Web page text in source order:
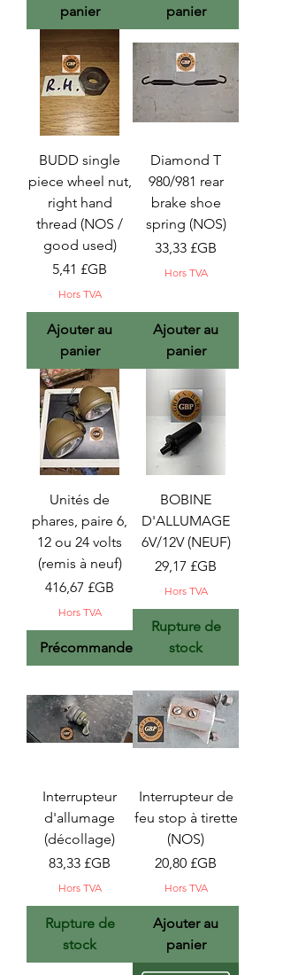
panier
panier
BUDD single
piece wheel nut,
right hand
thread (NOS /
good used)
Prix
5,41 £GB
Hors TVA
Ajouter au
panier
Diamond T
980/981 rear
brake shoe
spring (NOS)
Prix
33,33 £GB
Hors TVA
Ajouter au
panier
Unités de
phares, paire 6,
12 ou 24 volts
(remis à neuf)
Prix
416,67 £GB
Hors TVA
Précommander
BOBINE
D'ALLUMAGE
6V/12V (NEUF)
Prix
29,17 £GB
Hors TVA
Rupture de
stock
Interrupteur
d'allumage
(décollage)
Prix
83,33 £GB
Hors TVA
Rupture de
stock
Interrupteur de
feu stop à tirette
(NOS)
Prix
20,80 £GB
Hors TVA
Ajouter au
panier